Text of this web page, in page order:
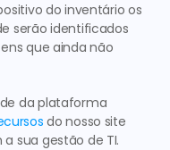
do inventário os
serão identificados
que ainda não
da plataforma
do nosso site
sua gestão de TI.